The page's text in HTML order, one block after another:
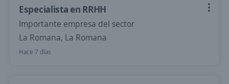
Especialista en RRHH
Importante empresa del sector
La Romana, La Romana
Hace 7 días